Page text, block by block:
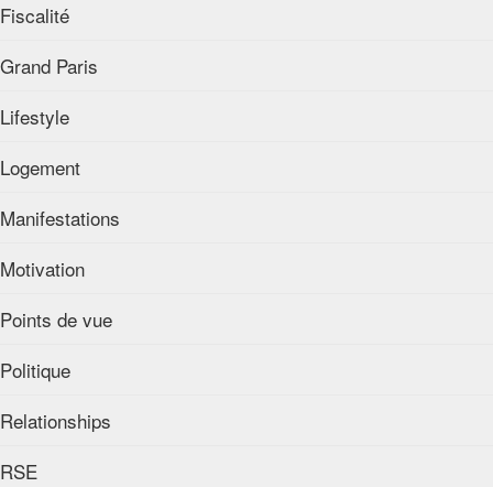
Fiscalité
Grand Paris
Lifestyle
Logement
Manifestations
Motivation
Points de vue
Politique
Relationships
RSE